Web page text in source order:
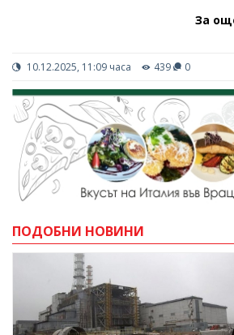
За
10.12.2025, 11:09 часа 439 0
ПОДОБНИ НОВИНИ